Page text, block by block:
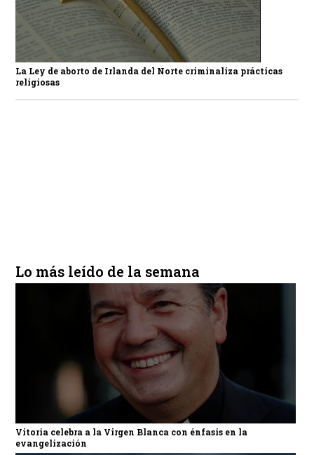
La Ley de aborto de Irlanda del Norte criminaliza prácticas
religiosas
Lo más leído de la semana
Vitoria celebra a la Virgen Blanca con énfasis en la
evangelización